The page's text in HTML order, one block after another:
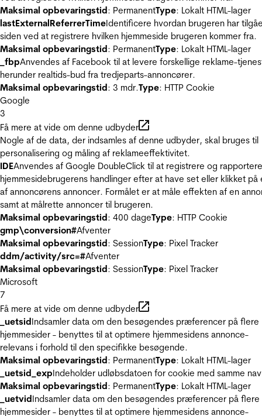
Maksimal opbevaringstid: PermanentType: Lokalt HTML-lager
lastExternalReferrerTimeIdentificere hvordan brugeren har
siden ved at registrere hvilken hjemmeside brugeren kommer fra.
Maksimal opbevaringstid: PermanentType: Lokalt HTML-lager
_fbpAnvendes af Facebook til at levere forskellige reklame-
herunder realtids-bud fra tredjeparts-annoncører.
Maksimal opbevaringstid: 3 mdr.Type: HTTP Cookie
Google
3
Få mere at vide om denne udbyder
Nogle af de data, der indsamles af denne udbyder, skal bruges til
personalisering og måling af reklameeffektivitet.
IDEAnvendes af Google DoubleClick til at registrere og
hjemmesidebrugerens handlinger efter at have set eller klikket på
af annoncørens annoncer. Formålet er at måle effekten af en
samt at målrette annoncer til brugeren.
Maksimal opbevaringstid: 400 dageType: HTTP Cookie
gmp\conversion#Afventer
Maksimal opbevaringstid: SessionType: Pixel Tracker
ddm/activity/src=#Afventer
Maksimal opbevaringstid: SessionType: Pixel Tracker
Microsoft
7
Få mere at vide om denne udbyder
_uetsidIndsamler data om den besøgendes præferencer på flere
hjemmesider - benyttes til at optimere hjemmesidens annonce-
relevans i forhold til den specifikke besøgende.
Maksimal opbevaringstid: PermanentType: Lokalt HTML-lager
_uetsid_expIndeholder udløbsdatoen for cookie med samme
Maksimal opbevaringstid: PermanentType: Lokalt HTML-lager
_uetvidIndsamler data om den besøgendes præferencer på flere
hjemmesider - benyttes til at optimere hjemmesidens annonce-